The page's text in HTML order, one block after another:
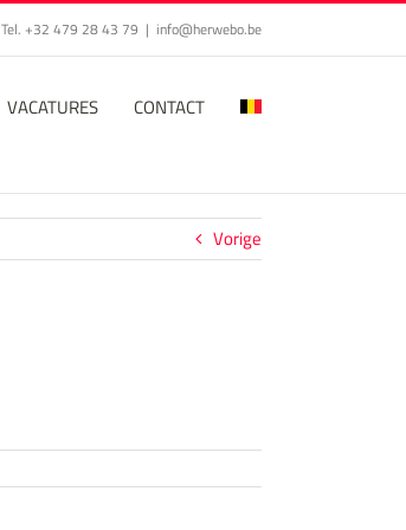
Tel. +32 479 28 43 79 | info@herwebo.be
VACATURES CONTACT
Vorige